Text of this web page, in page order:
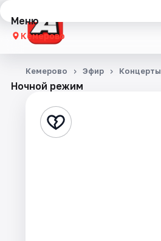
Меню
Кемерово
Концерты
Стендап
Ночной режим
Кемерово Эфир Концерты